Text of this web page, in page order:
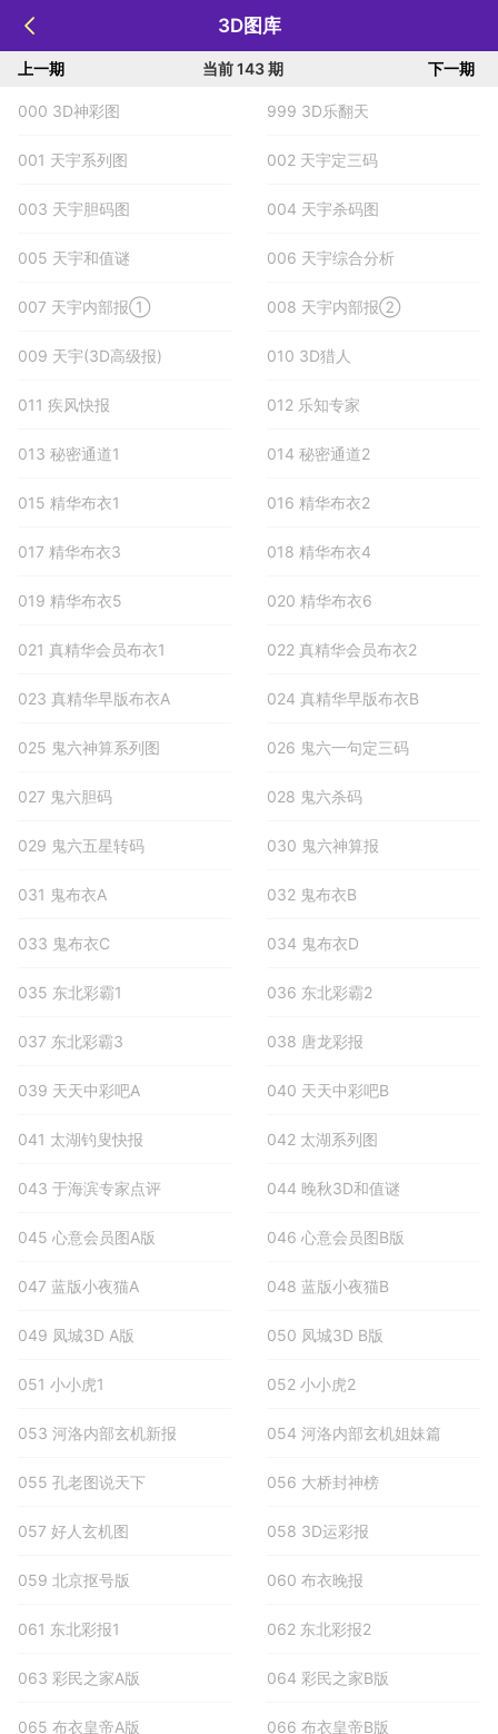
3D图库
上一期 当前 143 期 下一期
000 3D神彩图 999 3D乐翻天
001 天宇系列图 002 天宇定三码
003 天宇胆码图 004 天宇杀码图
005 天宇和值谜 006 天宇综合分析
007 天宇内部报① 008 天宇内部报②
009 天宇(3D高级报) 010 3D猎人
011 疾风快报 012 乐知专家
013 秘密通道1 014 秘密通道2
015 精华布衣1 016 精华布衣2
017 精华布衣3 018 精华布衣4
019 精华布衣5 020 精华布衣6
021 真精华会员布衣1 022 真精华会员布衣2
023 真精华早版布衣A 024 真精华早版布衣B
025 鬼六神算系列图 026 鬼六一句定三码
027 鬼六胆码 028 鬼六杀码
029 鬼六五星转码 030 鬼六神算报
031 鬼布衣A 032 鬼布衣B
033 鬼布衣C 034 鬼布衣D
035 东北彩霸1 036 东北彩霸2
037 东北彩霸3 038 唐龙彩报
039 天天中彩吧A 040 天天中彩吧B
041 太湖钓叟快报 042 太湖系列图
043 于海滨专家点评 044 晚秋3D和值谜
045 心意会员图A版 046 心意会员图B版
047 蓝版小夜猫A 048 蓝版小夜猫B
049 凤城3D A版 050 凤城3D B版
051 小小虎1 052 小小虎2
053 河洛内部玄机新报 054 河洛内部玄机姐妹篇
055 孔老图说天下 056 大桥封神榜
057 好人玄机图 058 3D运彩报
059 北京抠号版 060 布衣晚报
061 东北彩报1 062 东北彩报2
063 彩民之家A版 064 彩民之家B版
065 布衣皇帝A版 066 布衣皇帝B版